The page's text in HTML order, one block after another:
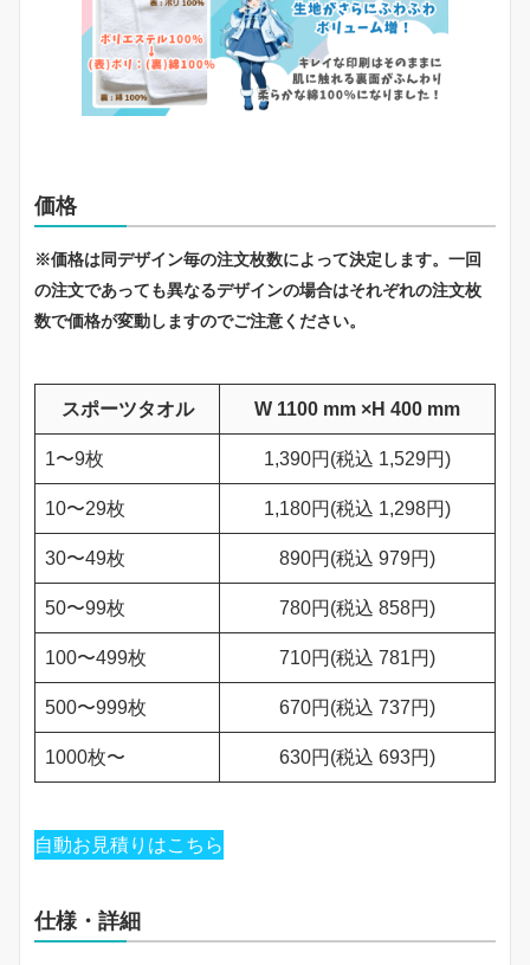
価格
※価格は同デザイン毎の注文枚数によって決定します。一回
の注文であっても異なるデザインの場合はそれぞれの注文枚
数で価格が変動しますのでご注意ください。
スポーツタオル W 1100 mm ×H 400 mm
1〜9枚 1,390円(税込 1,529円)
10〜29枚 1,180円(税込 1,298円)
30〜49枚 890円(税込 979円)
50〜99枚 780円(税込 858円)
100〜499枚 710円(税込 781円)
500〜999枚 670円(税込 737円)
1000枚〜 630円(税込 693円)
自動お見積りはこちら
仕様・詳細